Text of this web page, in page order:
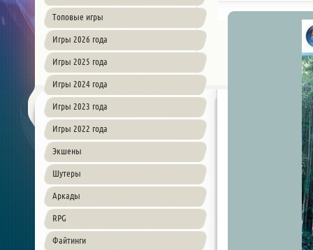
Топовые игры
Игры 2026 года
Игры 2025 года
Игры 2024 года
Игры 2023 года
Игры 2022 года
Экшены
Шутеры
Аркады
RPG
Файтинги